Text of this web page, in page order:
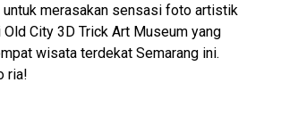
merasakan sensasi foto artistik
City 3D Trick Art Museum yang
wisata terdekat Semarang ini.
ria!